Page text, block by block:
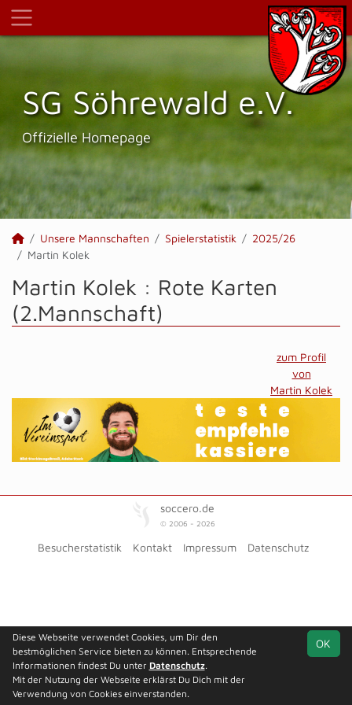
SG Söhrewald e.V.
Offizielle Homepage
Unsere Mannschaften Spielerstatistik
2025/26
Martin Kolek
Martin Kolek : Rote Karten
(2.Mannschaft)
zum Profil
von
Martin Kolek
soccero.de
© 2006 - 2026
Besucherstatistik Kontakt Impressum Datenschutz
OK
Diese Webseite verwendet Cookies, um Dir den
bestmöglichen Service bieten zu können. Entsprechende
Informationen findest Du unter Datenschutz.
Mit der Nutzung der Webseite erklärst Du Dich mit der
Verwendung von Cookies einverstanden.